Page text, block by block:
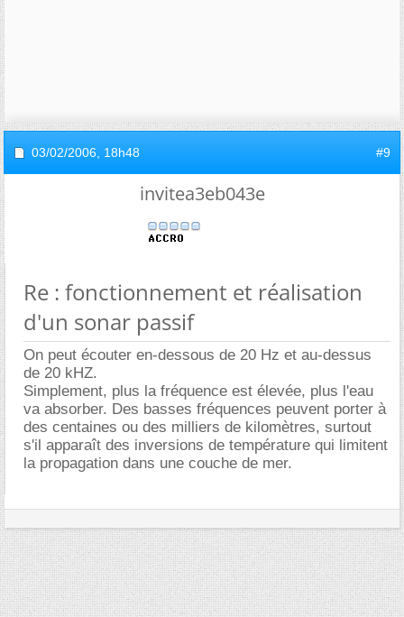
03/02/2006, 18h48 #9
invitea3eb043e
Re : fonctionnement et réalisation
d'un sonar passif
On peut écouter en-dessous de 20 Hz et au-dessus
de 20 kHZ.
Simplement, plus la fréquence est élevée, plus l'eau
va absorber. Des basses fréquences peuvent porter à
des centaines ou des milliers de kilomètres, surtout
s'il apparaît des inversions de température qui limitent
la propagation dans une couche de mer.